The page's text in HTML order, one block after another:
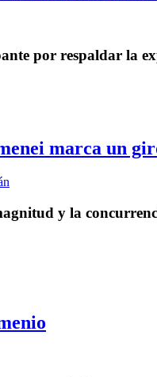
por respaldar la
marca un
y la